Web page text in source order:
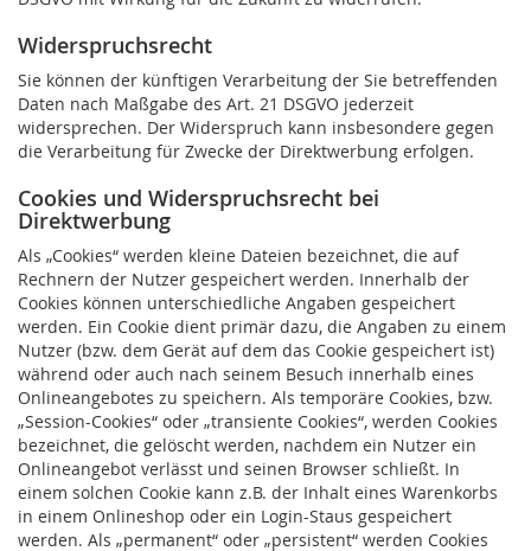
Widerspruchsrecht
Sie können der künftigen Verarbeitung der Sie betreffenden
Daten nach Maßgabe des Art. 21 DSGVO jederzeit
widersprechen. Der Widerspruch kann insbesondere gegen
die Verarbeitung für Zwecke der Direktwerbung erfolgen.
Cookies und Widerspruchsrecht bei
Direktwerbung
Als „Cookies“ werden kleine Dateien bezeichnet, die auf
Rechnern der Nutzer gespeichert werden. Innerhalb der
Cookies können unterschiedliche Angaben gespeichert
werden. Ein Cookie dient primär dazu, die Angaben zu einem
Nutzer (bzw. dem Gerät auf dem das Cookie gespeichert ist)
während oder auch nach seinem Besuch innerhalb eines
Onlineangebotes zu speichern. Als temporäre Cookies, bzw.
„Session-Cookies“ oder „transiente Cookies“, werden Cookies
bezeichnet, die gelöscht werden, nachdem ein Nutzer ein
Onlineangebot verlässt und seinen Browser schließt. In
einem solchen Cookie kann z.B. der Inhalt eines Warenkorbs
in einem Onlineshop oder ein Login-Staus gespeichert
werden. Als „permanent“ oder „persistent“ werden Cookies